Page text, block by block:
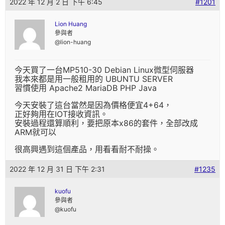
Lion Huang
參與者
@lion-huang
今天買了一台MP510-30 Debian Linux微型伺服器
我本來都是用一般租用的 UBUNTU SERVER
習慣使用 Apache2 MariaDB PHP Java
今天安裝了這台當然是因為價格便宜4+64，
正好夠用在IOT接收資訊。
安裝過程還算順利，要把原本x86的套件，全部改成
ARM就可以
很高興遇到這個產品，用看看耐不耐操。
2022 年 12 月 31 日 下午 2:31 #1235
kuofu
參與者
@kuofu